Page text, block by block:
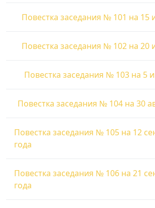
Повестка заседания № 101 на 15
Повестка заседания № 102 на 20
Повестка заседания № 103 на 5
Повестка заседания № 104 на 30
Повестка заседания № 105 на 12
года
Повестка заседания № 106 на 21
года